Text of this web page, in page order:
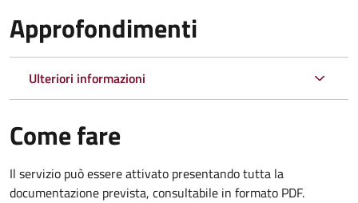
Approfondimenti
Ulteriori informazioni
Come fare
Il servizio può essere attivato presentando tutta la
documentazione prevista, consultabile in formato PDF.